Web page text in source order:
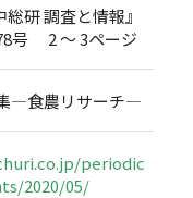
研 調査と情報』
号 2 ～ 3ページ
―食農リサーチ―
periodic
2020/05/